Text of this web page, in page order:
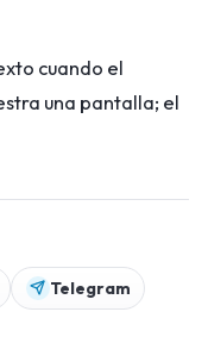
cuando el
una pantalla; el
Telegram